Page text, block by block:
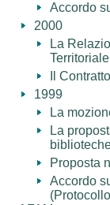
Accordo
2000
La
Territoriale
Il
1999
La
La
Proposta
Accordo